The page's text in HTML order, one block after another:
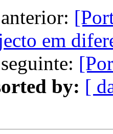
em
by: [